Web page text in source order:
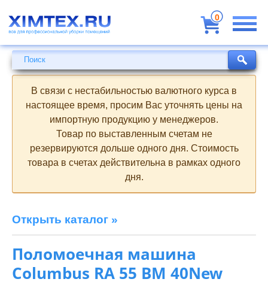
для
профессиональной
уборки
помещений
Поиск
В связи с нестабильностью валютного курса в
настоящее время, просим Вас уточнять цены на
импортную продукцию у менеджеров.
Товар по выставленным счетам не
резервируются дольше одного дня. Стоимость
товара в счетах действительна в рамках одного
дня.
Открыть каталог »
Поломоечная машина
Columbus RA 55 ВM 40New
Поиск
0